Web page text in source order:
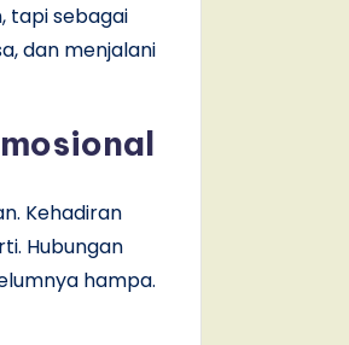
tapi sebagai
dan menjalani
Kehadiran
Hubungan
hampa.